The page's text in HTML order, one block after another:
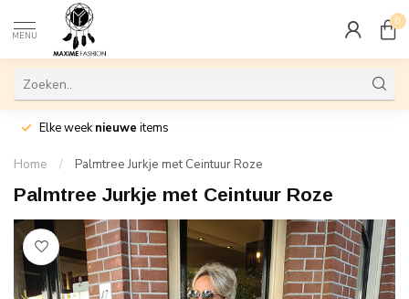
MENU
0
Elke weeknieuwe items
Home / Palmtree Jurkje met Ceintuur Roze
Palmtree Jurkje met Ceintuur Roze